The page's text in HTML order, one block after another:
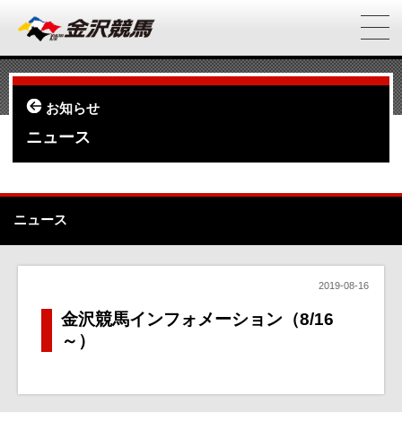
お知らせ
ニュース
ニュース
2019-08-16
金沢競馬インフォメーション（8/16
～）